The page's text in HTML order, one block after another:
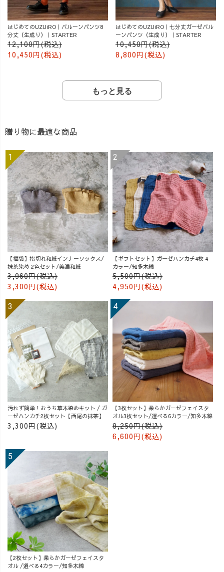
はじめてのUZUiRO｜バルーンパンツ8
分丈（生成り）｜STARTER
12,100円(税込)
10,450円(税込)
はじめてのUZUiRO｜七分丈ガーゼバル
ーンパンツ（生成り）｜STARTER
10,450円(税込)
8,800円(税込)
もっと見る
贈り物に最適な商品
【福袋】指切れ和紙インナーソックス/
抹茶染め 2色セット/美濃和紙
3,960円(税込)
3,300円(税込)
【ギフトセット】ガーゼハンカチ4枚 4
カラー/知多木綿
5,500円(税込)
4,950円(税込)
汚れず簡単！おうち草木染めキット / ガ
ーゼハンカチ2枚セット【西尾の抹茶】
3,300円(税込)
【3枚セット】柔らかガーゼフェイスタ
オル3枚セット/選べる6カラー/知多木綿
8,250円(税込)
6,600円(税込)
【2枚セット】柔らかガーゼフェイスタ
オル /選べる4カラー/知多木綿